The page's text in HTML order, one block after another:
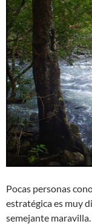
Pocas personas
estratégica es muy
semejante